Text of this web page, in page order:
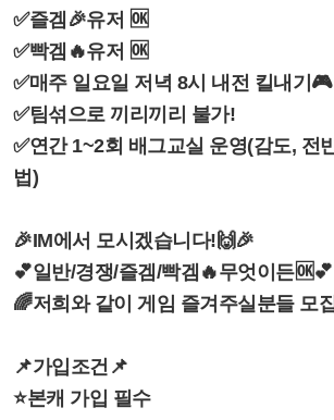
✅즐겜🎉유저 🆗
✅빡겜🔥유저 🆗
✅매주 일요일 저녁 8시 내전 킬내기🎮
✅팀섞으로 끼리끼리 불가!
✅연간 1~2회 배그교실 운영(감도, 전
법)
🎉IM에서 모시겠습니다!🙌🎉
💕일반/경쟁/즐겜/빡겜🔥무엇이든🆗💕
🌈저희와 같이 게임 즐겨주실분들 모
📌가입조건📌
⭐본캐 가입 필수